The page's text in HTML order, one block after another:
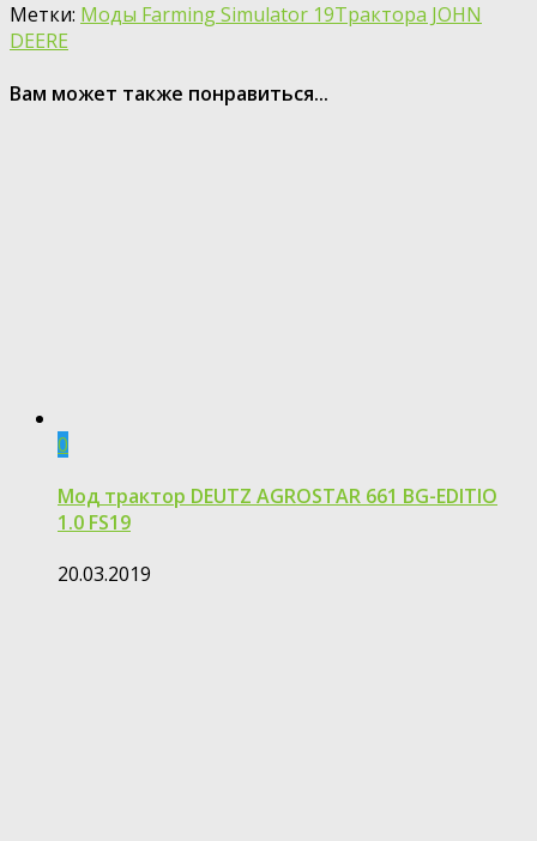
Метки: Моды Farming Simulator 19Трактора JOHN
DEERE
Вам может также понравиться...
0
Мод трактор DEUTZ AGROSTAR 661 BG-EDITIO
1.0 FS19
20.03.2019